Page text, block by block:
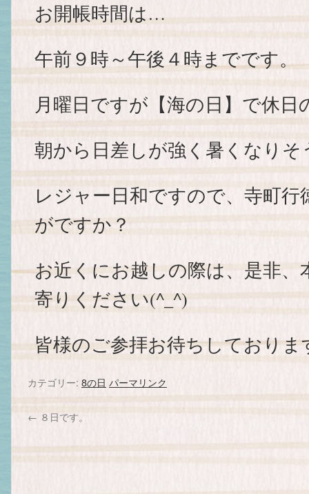
お開帳時間は…
午前９時～午後４時までです。
月曜日ですが【海の日】で休日
朝から日差しが強く暑くなりそ
レジャー日和ですので、寺町
がですか？
お近くにお越しの際は、是非、
寄りください(^_^)
皆様のご参拝お待ちしておりま
カテゴリー: 8の日 パーマリンク
← ８日です。